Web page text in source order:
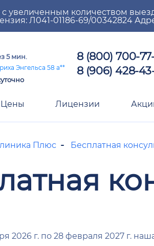
увеличенным количеством
Л041-01186-69/00342824
5 мин.
Энгельса 58 а**
8 (800) 700-
8 (906) 428-
Цены Лицензии
Плюс Бесплатная
2026 г. по 28 февраля 2027 г.